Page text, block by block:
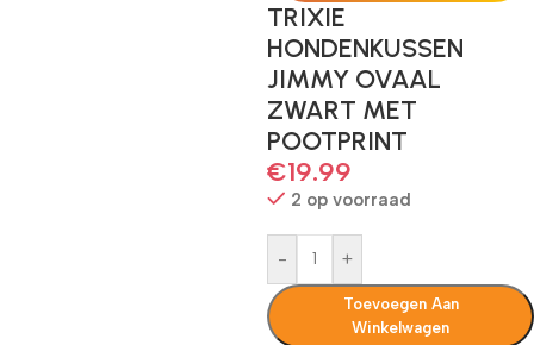
TRIXIE
HONDENKUSSEN
JIMMY OVAAL
ZWART MET
POOTPRINT
€19.99
2 op voorraad
- +
Toevoegen Aan
Winkelwagen